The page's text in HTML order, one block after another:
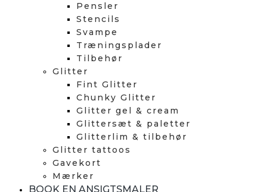
Pensler
Stencils
Svampe
Træningsplader
Tilbehør
Glitter
Fint Glitter
Chunky Glitter
Glitter gel & cream
Glittersæt & paletter
Glitterlim & tilbehør
Glitter tattoos
Gavekort
Mærker
BOOK EN ANSIGTSMALER